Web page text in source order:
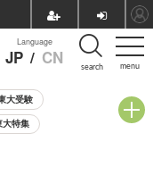
menu
Language
JP / CN search
大受験
大特集